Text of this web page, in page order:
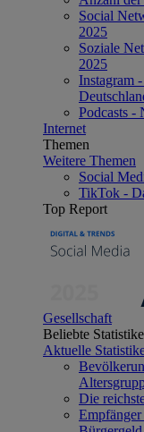
Social
2025
Soziale
2025
Instagram
Podcasts -
Internet
Themen
Weitere Themen
Social
TikTok -
Top Report
Gesellschaft
Beliebte
Aktuelle
Die